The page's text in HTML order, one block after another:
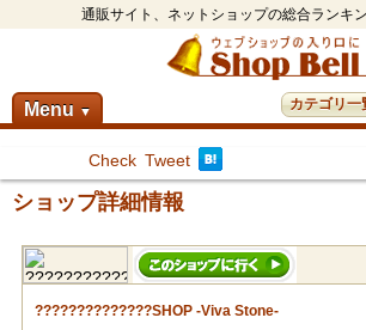
通販サイト、ネットショップの総合ランキ
Menu ▼ カテゴリ一
Check Tweet
ショップ詳細情報
??????????????SHOP -Viva Stone-